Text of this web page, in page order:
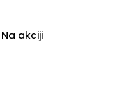
Na akciji